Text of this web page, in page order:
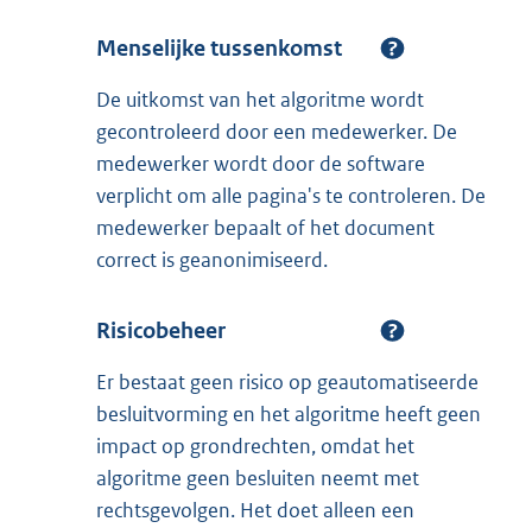
Menselijke tussenkomst
De uitkomst van het algoritme wordt
gecontroleerd door een medewerker. De
medewerker wordt door de software
verplicht om alle pagina's te controleren. De
medewerker bepaalt of het document
correct is geanonimiseerd.
Risicobeheer
Er bestaat geen risico op geautomatiseerde
besluitvorming en het algoritme heeft geen
impact op grondrechten, omdat het
algoritme geen besluiten neemt met
rechtsgevolgen. Het doet alleen een